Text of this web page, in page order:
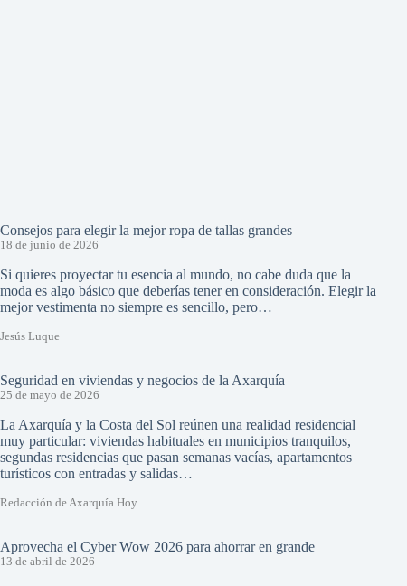
Consejos para elegir la mejor ropa de tallas grandes
18 de junio de 2026
Si quieres proyectar tu esencia al mundo, no cabe duda que la
moda es algo básico que deberías tener en consideración. Elegir la
mejor vestimenta no siempre es sencillo, pero…
Jesús Luque
Seguridad en viviendas y negocios de la Axarquía
25 de mayo de 2026
La Axarquía y la Costa del Sol reúnen una realidad residencial
muy particular: viviendas habituales en municipios tranquilos,
segundas residencias que pasan semanas vacías, apartamentos
turísticos con entradas y salidas…
Redacción de Axarquía Hoy
Aprovecha el Cyber Wow 2026 para ahorrar en grande
13 de abril de 2026